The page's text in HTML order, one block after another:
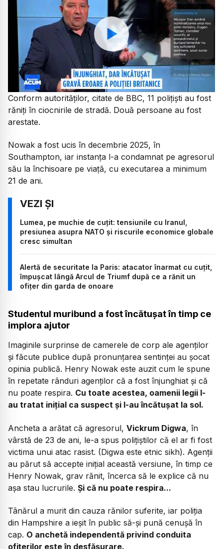
Watch
Conform autorităților, citate de BBC, 11 polițiști au fost
răniți în ciocnirile de stradă. Două persoane au fost
arestate.
Nowak a fost ucis în decembrie 2025, în
Southampton, iar instanța l-a condamnat pe agresorul
său la închisoare pe viață, cu executarea a minimum
21 de ani.
Lumea, pe muchie de cuțit: tensiunile cu Iranul,
presiunea asupra NATO și riscurile economice globale
cresc simultan
Alertă de securitate la Paris: atacator înarmat cu cuțit,
împușcat lângă Arcul de Triumf după ce a rănit un
ofițer din garda de onoare
Studentul muribund a fost încătușat în timp ce
implora ajutor
Imaginile surprinse de camerele de corp ale agenților
și făcute publice după pronunțarea sentinței au șocat
opinia publică. Henry Nowak este auzit cum le spune
în repetate rânduri agenților că a fost înjunghiat și că
nu poate respira. Cu toate acestea, oamenii legii l-
au tratat inițial ca suspect și l-au încătușat la sol.
Ancheta a arătat că agresorul, Vickrum Digwa, în
vârstă de 23 de ani, le-a spus polițiștilor că el ar fi fost
victima unui atac rasist. (Digwa este etnic sikh). Agenții
au părut să accepte inițial această versiune, în timp ce
Henry Nowak, grav rănit, încerca să le explice că nu
așa stau lucrurile. Și că nu poate respira...
Tânărul a murit din cauza rănilor suferite, iar poliția
din Hampshire a ieșit în public să-și pună cenușă în
cap. O anchetă independentă privind conduita
ofițerilor este în desfășurare.